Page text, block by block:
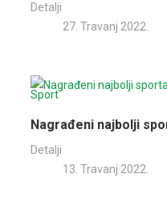
Detalji
27. Travanj 2022.
Sport
Nagrađeni najbolji
Detalji
13. Travanj 2022.